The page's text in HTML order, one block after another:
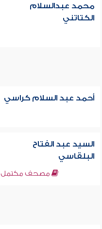
محمد عبدالسلام
الكتاتني
أحمد عبد السلام كراسي
السيد عبد الفتاح
البلقاسي
مصحف مكتمل